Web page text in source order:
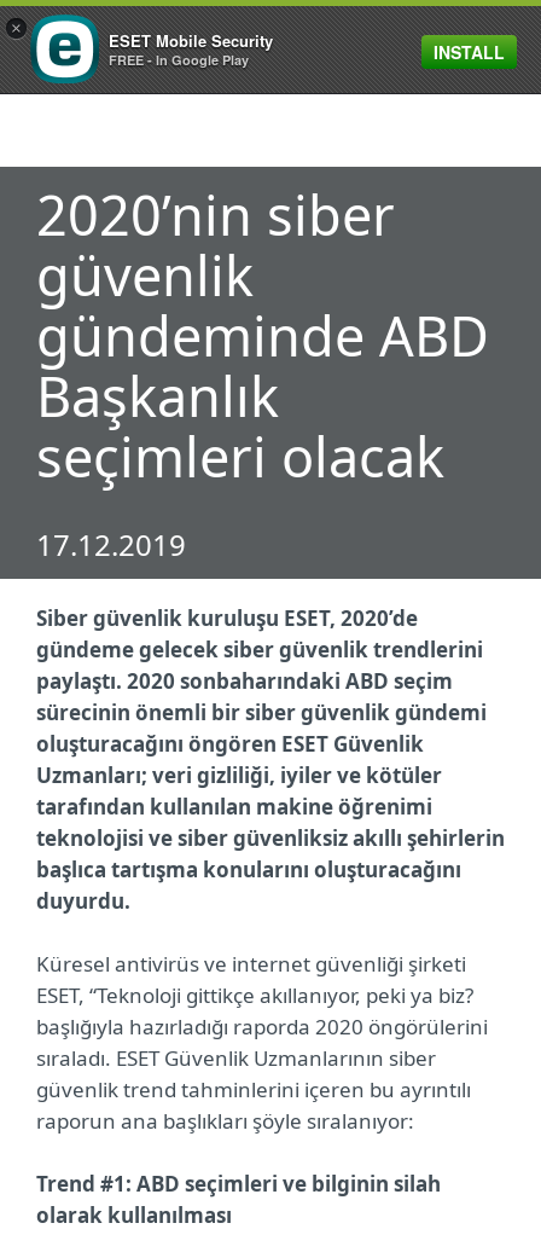
MENU
2020’nin siber
güvenlik
gündeminde ABD
Başkanlık
seçimleri olacak
17.12.2019
Siber güvenlik kuruluşu ESET, 2020’de
gündeme gelecek siber güvenlik trendlerini
paylaştı. 2020 sonbaharındaki ABD seçim
sürecinin önemli bir siber güvenlik gündemi
oluşturacağını öngören ESET Güvenlik
Uzmanları; veri gizliliği, iyiler ve kötüler
tarafından kullanılan makine öğrenimi
teknolojisi ve siber güvenliksiz akıllı şehirlerin
başlıca tartışma konularını oluşturacağını
duyurdu.
Küresel antivirüs ve internet güvenliği şirketi
ESET, “Teknoloji gittikçe akıllanıyor, peki ya biz?
başlığıyla hazırladığı raporda 2020 öngörülerini
sıraladı. ESET Güvenlik Uzmanlarının siber
güvenlik trend tahminlerini içeren bu ayrıntılı
raporun ana başlıkları şöyle sıralanıyor:
Trend #1: ABD seçimleri ve bilginin silah
olarak kullanılması
×
ESET Mobile Security
FREE - In Google Play INSTALL